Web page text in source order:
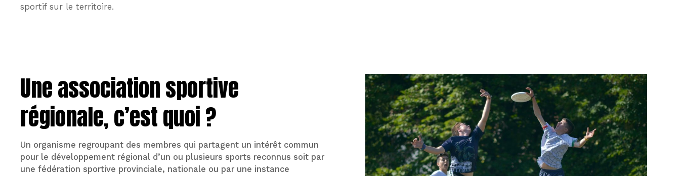
sportif sur le territoire.
Une association sportive
régionale, c’est quoi ?
Un organisme regroupant des membres qui partagent un intérêt commun
pour le développement régional d’un ou plusieurs sports reconnus soit par
une fédération sportive provinciale, nationale ou par une instance